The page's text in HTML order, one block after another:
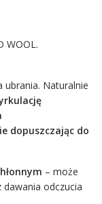
WOOL.
ubrania. Naturalnie
dopuszczając do
– może
odczucia